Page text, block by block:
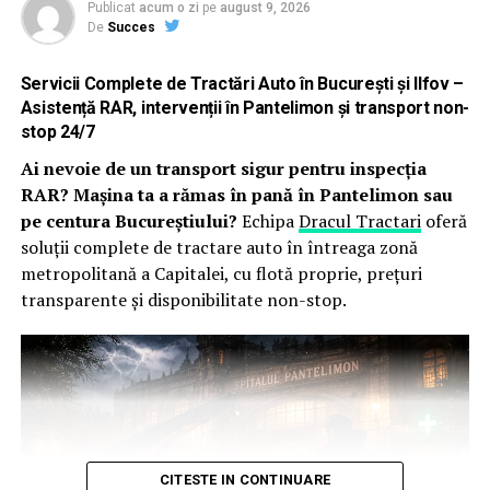
Evoluția este susținută de experiența companiilor
prezente în campus. O companie internațională de
logistică și transport multimodal a raportat o creștere
de circa 20% a prezenței colegilor la birou după
relocarea în Cluj Business Campus. Compania leagă
lucrul de la birou și de serviciile disponibile în campus,
care fac ziua de lucru mai simplu de organizat pentru
angajați.
În același timp, Cloudflight România, companie de
tehnologie cu activitate în dezvoltare de software,
soluții cloud și inteligență artificială, prezentă de peste
10 ani în campus, indică accesibilitatea, condițiile de
lucru de zi cu zi, serviciile disponibile aproape de birou și
colaborarea cu echipa de administrare drept elemente
a păstra oamenii pe termen lung.
Publicat acum o zi pe august 9, 2026
De Succes
Servicii Complete de Tractări Auto în București și Ilfov –
Asistență RAR, intervenții în Pantelimon și transport non-
stop 24/7
Ai nevoie de un transport sigur pentru inspecția
RAR? Mașina ta a rămas în pană în Pantelimon sau
pe centura Bucureștiului? EchipaDracul Tractarioferă
soluții complete de tractare auto în întreaga zonă
metropolitană a Capitalei, cu flotă proprie, prețuri
transparente și disponibilitate non-stop.
CITESTE IN CONTINUARE